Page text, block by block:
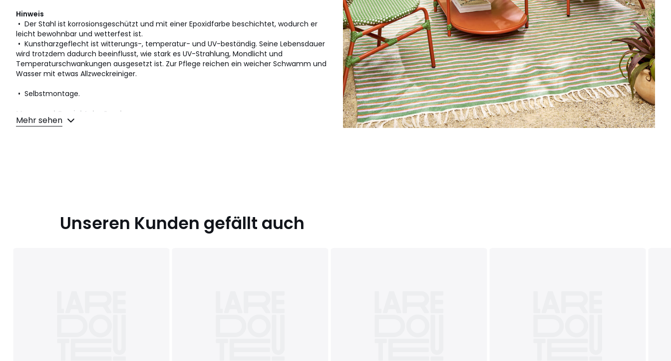
Hinweis
• Der Stahl ist korrosionsgeschützt und mit einer Epoxidfarbe beschichtet, wodurch er
leicht bewohnbar und wetterfest ist.
• Kunstharzgeflecht ist witterungs-, temperatur- und UV-beständig. Seine Lebensdauer
wird trotzdem dadurch beeinflusst, wie stark es UV-Strahlung, Mondlicht und
Temperaturschwankungen ausgesetzt ist. Zur Pflege reichen ein weicher Schwamm und
Wasser mit etwas Allzweckreiniger.
• Selbstmontage.
Masse und Gewicht der Sendung
1 Paket
Mehr sehen
Unseren Kunden gefällt auch